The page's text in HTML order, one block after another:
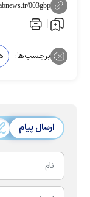
003gbp
برچسب‌ها:
ارسال پیام